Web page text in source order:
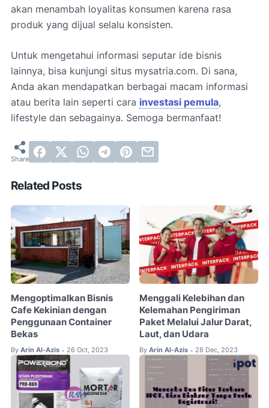
akan menambah loyalitas konsumen karena rasa
produk yang dijual selalu konsisten.
Untuk mengetahui informasi seputar ide bisnis
lainnya, bisa kunjungi situs mysatria.com. Di sana,
Anda akan mendapatkan berbagai macam informasi
atau berita lain seperti cara investasi pemula,
lifestyle dan sebagainya. Semoga bermanfaat!
Related Posts
Mengoptimalkan Bisnis
Cafe Kekinian dengan
Penggunaan Container
Bekas
By Arin Al-Azis • 26 Oct, 2023
Menggali Kelebihan dan
Kelemahan Pengiriman
Paket Melalui Jalur Darat,
Laut, dan Udara
By Arin Al-Azis • 28 Dec, 2023